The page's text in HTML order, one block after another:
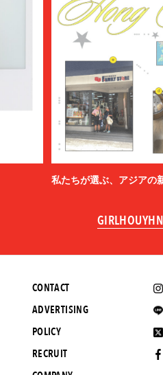
私たちが選ぶ、アジアの
CONTACT
ADVERTISING
POLICY
RECRUIT